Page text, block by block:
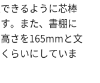
きるように芯棒
。また、書棚に
さを165mmと文
らいにしていま